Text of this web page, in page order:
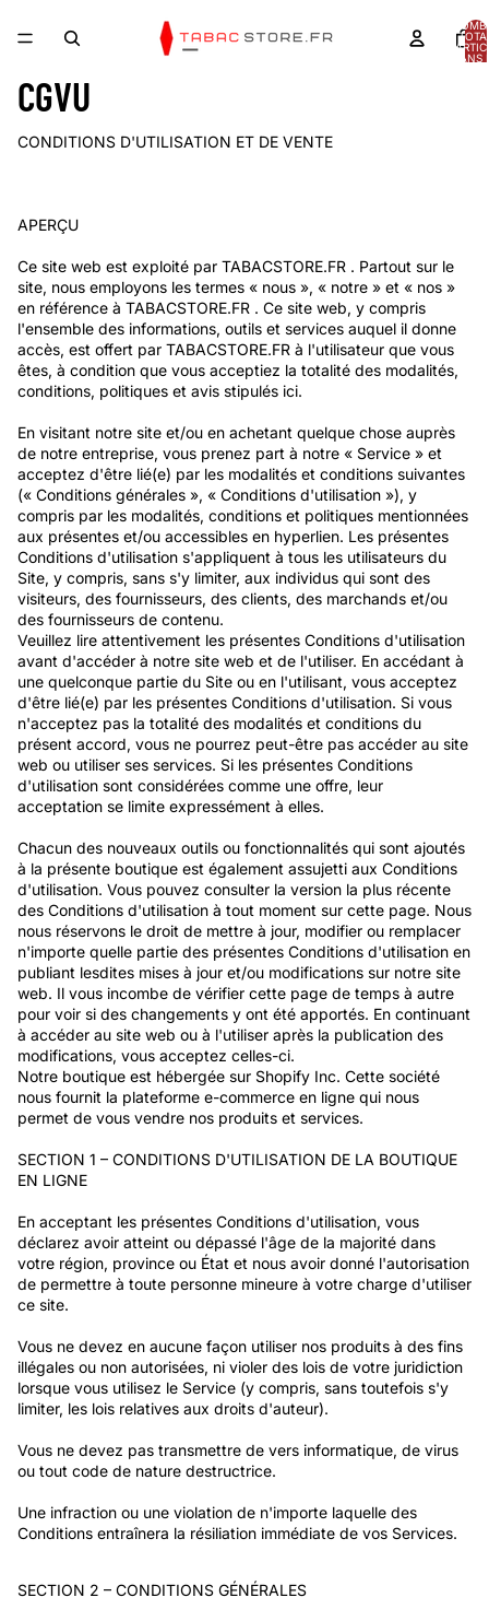
DANS
CGVU
CONDITIONS D'UTILISATION ET DE VENTE
APERÇU
Ce site web est exploité par TABACSTORE.FR . Partout sur le
site, nous employons les termes « nous », « notre » et « nos »
en référence à TABACSTORE.FR . Ce site web, y compris
l'ensemble des informations, outils et services auquel il donne
accès, est offert par TABACSTORE.FR à l'utilisateur que vous
êtes, à condition que vous acceptiez la totalité des modalités,
conditions, politiques et avis stipulés ici.
En visitant notre site et/ou en achetant quelque chose auprès
de notre entreprise, vous prenez part à notre « Service » et
acceptez d'être lié(e) par les modalités et conditions suivantes
(« Conditions générales », « Conditions d'utilisation »), y
compris par les modalités, conditions et politiques mentionnées
aux présentes et/ou accessibles en hyperlien. Les présentes
Conditions d'utilisation s'appliquent à tous les utilisateurs du
Site, y compris, sans s'y limiter, aux individus qui sont des
visiteurs, des fournisseurs, des clients, des marchands et/ou
des fournisseurs de contenu.
Veuillez lire attentivement les présentes Conditions d'utilisation
avant d'accéder à notre site web et de l'utiliser. En accédant à
une quelconque partie du Site ou en l'utilisant, vous acceptez
d'être lié(e) par les présentes Conditions d'utilisation. Si vous
n'acceptez pas la totalité des modalités et conditions du
présent accord, vous ne pourrez peut-être pas accéder au site
web ou utiliser ses services. Si les présentes Conditions
d'utilisation sont considérées comme une offre, leur
acceptation se limite expressément à elles.
Chacun des nouveaux outils ou fonctionnalités qui sont ajoutés
à la présente boutique est également assujetti aux Conditions
d'utilisation. Vous pouvez consulter la version la plus récente
des Conditions d'utilisation à tout moment sur cette page. Nous
nous réservons le droit de mettre à jour, modifier ou remplacer
n'importe quelle partie des présentes Conditions d'utilisation en
publiant lesdites mises à jour et/ou modifications sur notre site
web. Il vous incombe de vérifier cette page de temps à autre
pour voir si des changements y ont été apportés. En continuant
à accéder au site web ou à l'utiliser après la publication des
modifications, vous acceptez celles-ci.
Notre boutique est hébergée sur Shopify Inc. Cette société
nous fournit la plateforme e-commerce en ligne qui nous
permet de vous vendre nos produits et services.
SECTION 1 – CONDITIONS D'UTILISATION DE LA BOUTIQUE
EN LIGNE
En acceptant les présentes Conditions d'utilisation, vous
déclarez avoir atteint ou dépassé l'âge de la majorité dans
votre région, province ou État et nous avoir donné l'autorisation
de permettre à toute personne mineure à votre charge d'utiliser
ce site.
Vous ne devez en aucune façon utiliser nos produits à des fins
illégales ou non autorisées, ni violer des lois de votre juridiction
lorsque vous utilisez le Service (y compris, sans toutefois s'y
limiter, les lois relatives aux droits d'auteur).
Vous ne devez pas transmettre de vers informatique, de virus
ou tout code de nature destructrice.
Une infraction ou une violation de n'importe laquelle des
Conditions entraînera la résiliation immédiate de vos Services.
SECTION 2 – CONDITIONS GÉNÉRALES